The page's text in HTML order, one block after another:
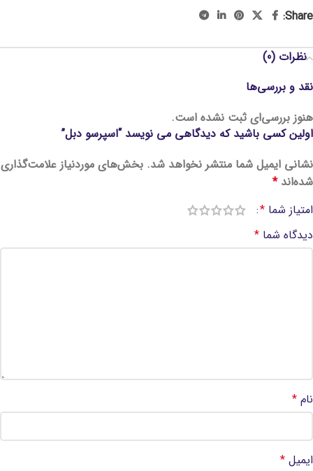
Share:
نظرات (0)
نقد و بررسی‌ها
هنوز بررسی‌ای ثبت نشده است.
اولین کسی باشید که دیدگاهی می نویسد “اسپرسو دبل”
نشانی ایمیل شما منتشر نخواهد شد. بخش‌های موردنیاز علامت‌گذاری
شده‌اند*
امتیاز شما *
دیدگاه شما *
نام *
ایمیل *